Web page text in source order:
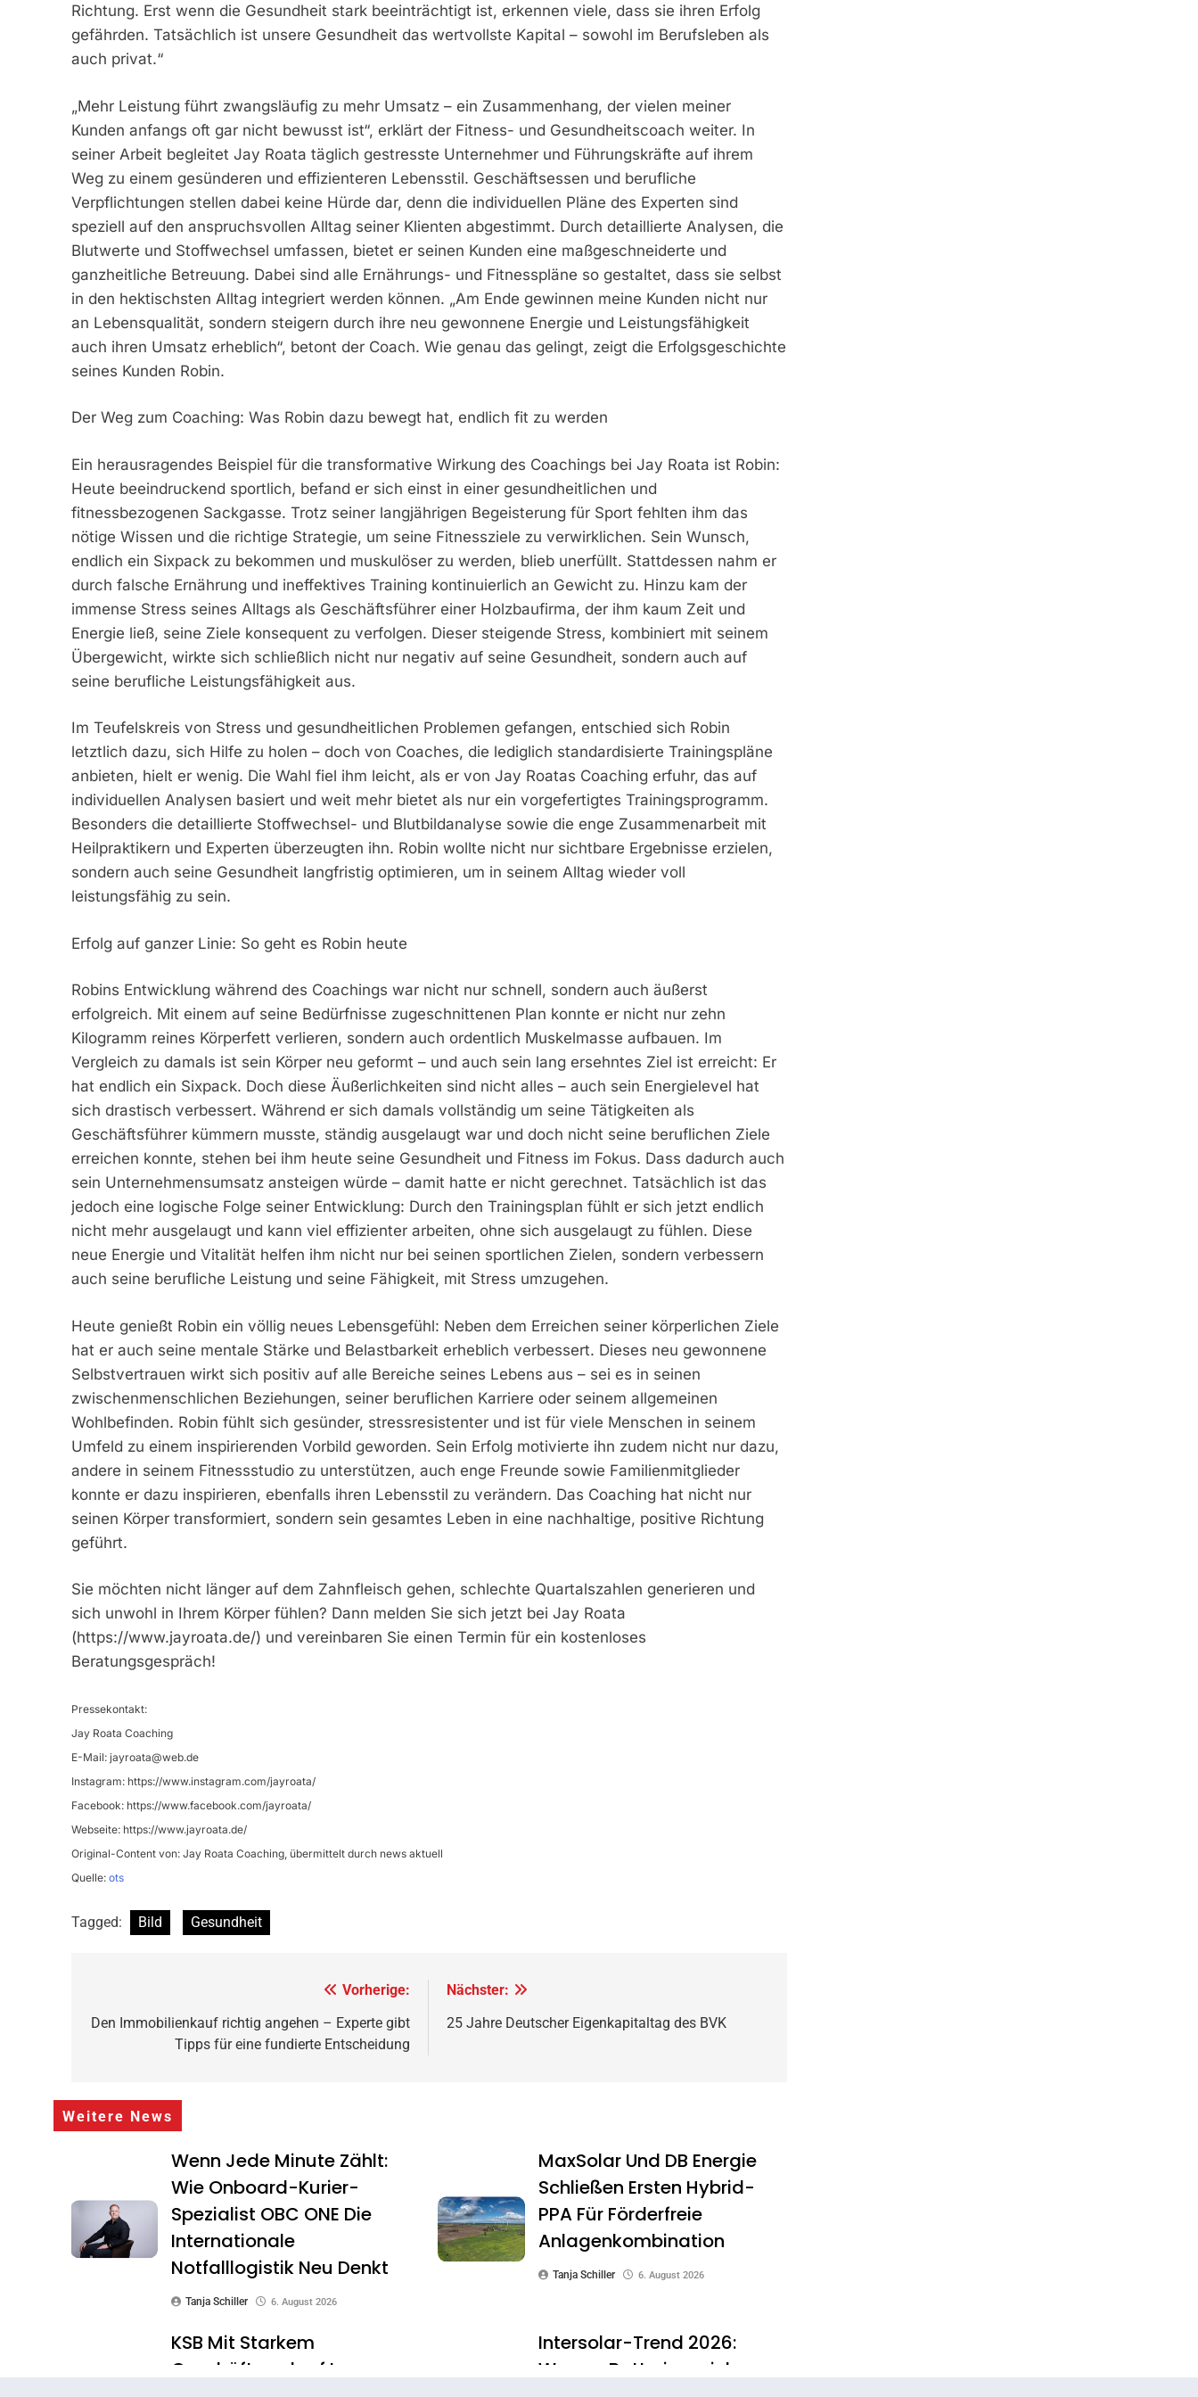
Richtung. Erst wenn die Gesundheit stark beeinträchtigt ist, erkennen viele, dass sie ihren Erfolg
gefährden. Tatsächlich ist unsere Gesundheit das wertvollste Kapital – sowohl im Berufsleben als
auch privat.“
„Mehr Leistung führt zwangsläufig zu mehr Umsatz – ein Zusammenhang, der vielen meiner
Kunden anfangs oft gar nicht bewusst ist“, erklärt der Fitness- und Gesundheitscoach weiter. In
seiner Arbeit begleitet Jay Roata täglich gestresste Unternehmer und Führungskräfte auf ihrem
Weg zu einem gesünderen und effizienteren Lebensstil. Geschäftsessen und berufliche
Verpflichtungen stellen dabei keine Hürde dar, denn die individuellen Pläne des Experten sind
speziell auf den anspruchsvollen Alltag seiner Klienten abgestimmt. Durch detaillierte Analysen, die
Blutwerte und Stoffwechsel umfassen, bietet er seinen Kunden eine maßgeschneiderte und
ganzheitliche Betreuung. Dabei sind alle Ernährungs- und Fitnesspläne so gestaltet, dass sie selbst
in den hektischsten Alltag integriert werden können. „Am Ende gewinnen meine Kunden nicht nur
an Lebensqualität, sondern steigern durch ihre neu gewonnene Energie und Leistungsfähigkeit
auch ihren Umsatz erheblich“, betont der Coach. Wie genau das gelingt, zeigt die Erfolgsgeschichte
seines Kunden Robin.
Der Weg zum Coaching: Was Robin dazu bewegt hat, endlich fit zu werden
Ein herausragendes Beispiel für die transformative Wirkung des Coachings bei Jay Roata ist Robin:
Heute beeindruckend sportlich, befand er sich einst in einer gesundheitlichen und
fitnessbezogenen Sackgasse. Trotz seiner langjährigen Begeisterung für Sport fehlten ihm das
nötige Wissen und die richtige Strategie, um seine Fitnessziele zu verwirklichen. Sein Wunsch,
endlich ein Sixpack zu bekommen und muskulöser zu werden, blieb unerfüllt. Stattdessen nahm er
durch falsche Ernährung und ineffektives Training kontinuierlich an Gewicht zu. Hinzu kam der
immense Stress seines Alltags als Geschäftsführer einer Holzbaufirma, der ihm kaum Zeit und
Energie ließ, seine Ziele konsequent zu verfolgen. Dieser steigende Stress, kombiniert mit seinem
Übergewicht, wirkte sich schließlich nicht nur negativ auf seine Gesundheit, sondern auch auf
seine berufliche Leistungsfähigkeit aus.
Im Teufelskreis von Stress und gesundheitlichen Problemen gefangen, entschied sich Robin
letztlich dazu, sich Hilfe zu holen – doch von Coaches, die lediglich standardisierte Trainingspläne
anbieten, hielt er wenig. Die Wahl fiel ihm leicht, als er von Jay Roatas Coaching erfuhr, das auf
individuellen Analysen basiert und weit mehr bietet als nur ein vorgefertigtes Trainingsprogramm.
Besonders die detaillierte Stoffwechsel- und Blutbildanalyse sowie die enge Zusammenarbeit mit
Heilpraktikern und Experten überzeugten ihn. Robin wollte nicht nur sichtbare Ergebnisse erzielen,
sondern auch seine Gesundheit langfristig optimieren, um in seinem Alltag wieder voll
leistungsfähig zu sein.
Erfolg auf ganzer Linie: So geht es Robin heute
Robins Entwicklung während des Coachings war nicht nur schnell, sondern auch äußerst
erfolgreich. Mit einem auf seine Bedürfnisse zugeschnittenen Plan konnte er nicht nur zehn
Kilogramm reines Körperfett verlieren, sondern auch ordentlich Muskelmasse aufbauen. Im
Vergleich zu damals ist sein Körper neu geformt – und auch sein lang ersehntes Ziel ist erreicht: Er
hat endlich ein Sixpack. Doch diese Äußerlichkeiten sind nicht alles – auch sein Energielevel hat
sich drastisch verbessert. Während er sich damals vollständig um seine Tätigkeiten als
Geschäftsführer kümmern musste, ständig ausgelaugt war und doch nicht seine beruflichen Ziele
erreichen konnte, stehen bei ihm heute seine Gesundheit und Fitness im Fokus. Dass dadurch auch
sein Unternehmensumsatz ansteigen würde – damit hatte er nicht gerechnet. Tatsächlich ist das
jedoch eine logische Folge seiner Entwicklung: Durch den Trainingsplan fühlt er sich jetzt endlich
nicht mehr ausgelaugt und kann viel effizienter arbeiten, ohne sich ausgelaugt zu fühlen. Diese
neue Energie und Vitalität helfen ihm nicht nur bei seinen sportlichen Zielen, sondern verbessern
auch seine berufliche Leistung und seine Fähigkeit, mit Stress umzugehen.
Heute genießt Robin ein völlig neues Lebensgefühl: Neben dem Erreichen seiner körperlichen Ziele
hat er auch seine mentale Stärke und Belastbarkeit erheblich verbessert. Dieses neu gewonnene
Selbstvertrauen wirkt sich positiv auf alle Bereiche seines Lebens aus – sei es in seinen
zwischenmenschlichen Beziehungen, seiner beruflichen Karriere oder seinem allgemeinen
Wohlbefinden. Robin fühlt sich gesünder, stressresistenter und ist für viele Menschen in seinem
Umfeld zu einem inspirierenden Vorbild geworden. Sein Erfolg motivierte ihn zudem nicht nur dazu,
andere in seinem Fitnessstudio zu unterstützen, auch enge Freunde sowie Familienmitglieder
konnte er dazu inspirieren, ebenfalls ihren Lebensstil zu verändern. Das Coaching hat nicht nur
seinen Körper transformiert, sondern sein gesamtes Leben in eine nachhaltige, positive Richtung
geführt.
Sie möchten nicht länger auf dem Zahnfleisch gehen, schlechte Quartalszahlen generieren und
sich unwohl in Ihrem Körper fühlen? Dann melden Sie sich jetzt bei Jay Roata
(https://www.jayroata.de/) und vereinbaren Sie einen Termin für ein kostenloses
Beratungsgespräch!
Pressekontakt:
Jay Roata Coaching
E-Mail: jayroata@web.de
Instagram: https://www.instagram.com/jayroata/
Facebook: https://www.facebook.com/jayroata/
Webseite: https://www.jayroata.de/
Original-Content von: Jay Roata Coaching, übermittelt durch news aktuell
Quelle: ots
Tagged: Bild Gesundheit
Vorherige:
Den Immobilienkauf richtig angehen – Experte gibt
Tipps für eine fundierte Entscheidung
Nächster:
25 Jahre Deutscher Eigenkapitaltag des BVK
Weitere News
Wenn Jede Minute Zählt:
Wie Onboard-Kurier-
Spezialist OBC ONE Die
Internationale
Notfalllogistik Neu Denkt
Tanja Schiller 6. August 2026
MaxSolar Und DB Energie
Schließen Ersten Hybrid-
PPA Für Förderfreie
Anlagenkombination
Tanja Schiller 6. August 2026
KSB Mit Starkem
Geschäftsverlauf Im
Intersolar-Trend 2026:
Warum Batteriespeicher